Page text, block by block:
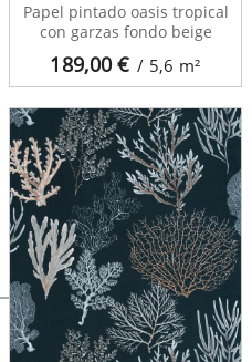
189,00€ / 5,6 m²
Papel pintado oasis tropical
con garzas fondo beige